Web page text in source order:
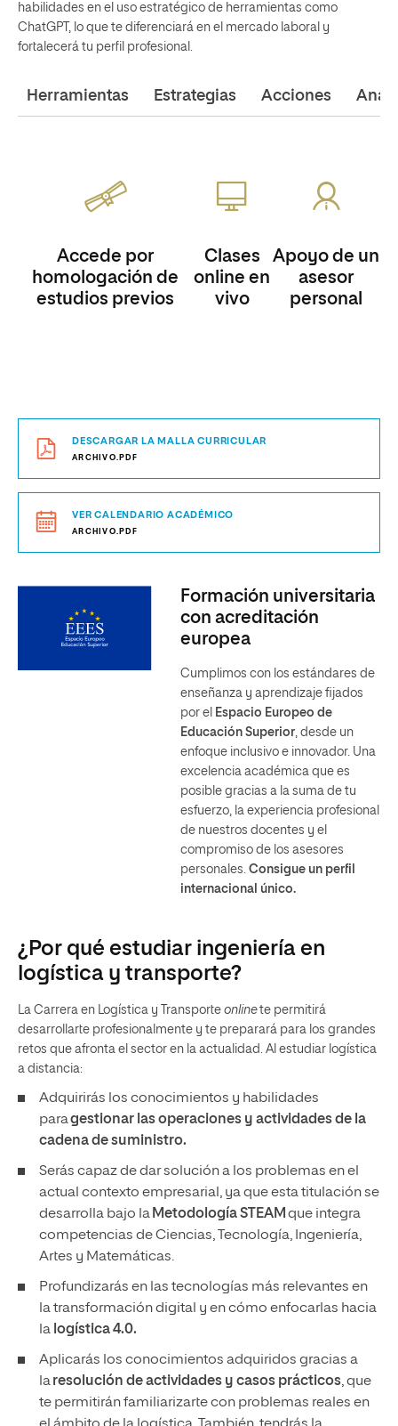
habilidades en el uso estratégico de herramientas como
ChatGPT, lo que te diferenciará en el mercado laboral y
fortalecerá tu perfil profesional.
Herramientas Estrategias Acciones
Accede por
homologación de
estudios previos
Clases
online en
vivo
Apoyo de un
asesor
personal
DESCARGAR LA MALLA CURRICULAR
ARCHIVO.PDF
VER CALENDARIO ACADÉMICO
ARCHIVO.PDF
Formación universitaria
con acreditación
europea
Cumplimos con los estándares de
enseñanza y aprendizaje fijados
por el Espacio Europeo de
Educación Superior, desde un
enfoque inclusivo e innovador. Una
excelencia académica que es
posible gracias a la suma de tu
esfuerzo, la experiencia profesional
de nuestros docentes y el
compromiso de los asesores
personales.Consigue un perfil
internacional único.
¿Por qué estudiar ingeniería en
logística y transporte?
La Carrera en Logística y Transporte onlinete permitirá
desarrollarte profesionalmente y te preparará para los grandes
retos que afronta el sector en la actualidad. Al estudiar logística
a distancia:
Adquirirás los conocimientos y habilidades
paragestionar las operaciones y actividades de la
cadena de suministro.
Serás capaz de dar solución a los problemas en el
actual contexto empresarial, ya que esta titulación se
desarrolla bajo la Metodología STEAM que integra
competencias de Ciencias, Tecnología, Ingeniería,
Artes y Matemáticas.
Profundizarás en las tecnologías más relevantes en
la transformación digital y en cómo enfocarlas hacia
la logística 4.0.
Aplicarás los conocimientos adquiridos gracias a
laresolución de actividades y casos prácticos, que
te permitirán familiarizarte con problemas reales en